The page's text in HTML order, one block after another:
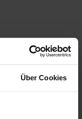
Über Cookies